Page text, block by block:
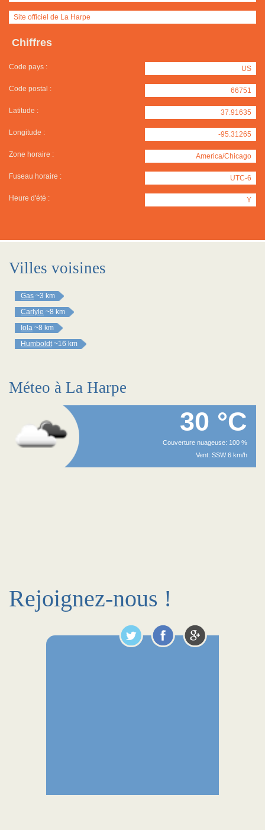
Site officiel de La Harpe
Chiffres
Code pays : US
Code postal : 66751
Latitude : 37.91635
Longitude : -95.31265
Zone horaire : America/Chicago
Fuseau horaire : UTC-6
Heure d'été : Y
Villes voisines
Gas ~3 km
Carlyle ~8 km
Iola ~8 km
Humboldt ~16 km
Méteo à La Harpe
30 °C
Couverture nuageuse: 100 %
Vent: SSW 6 km/h
Rejoignez-nous !